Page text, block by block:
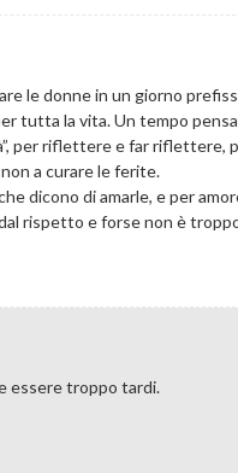
le donne in un giorno
tutta la vita. Un tempo
per riflettere e far riflettere,
a curare le ferite.
dicono di amarle, e per
rispetto e forse non è
essere troppo tardi.